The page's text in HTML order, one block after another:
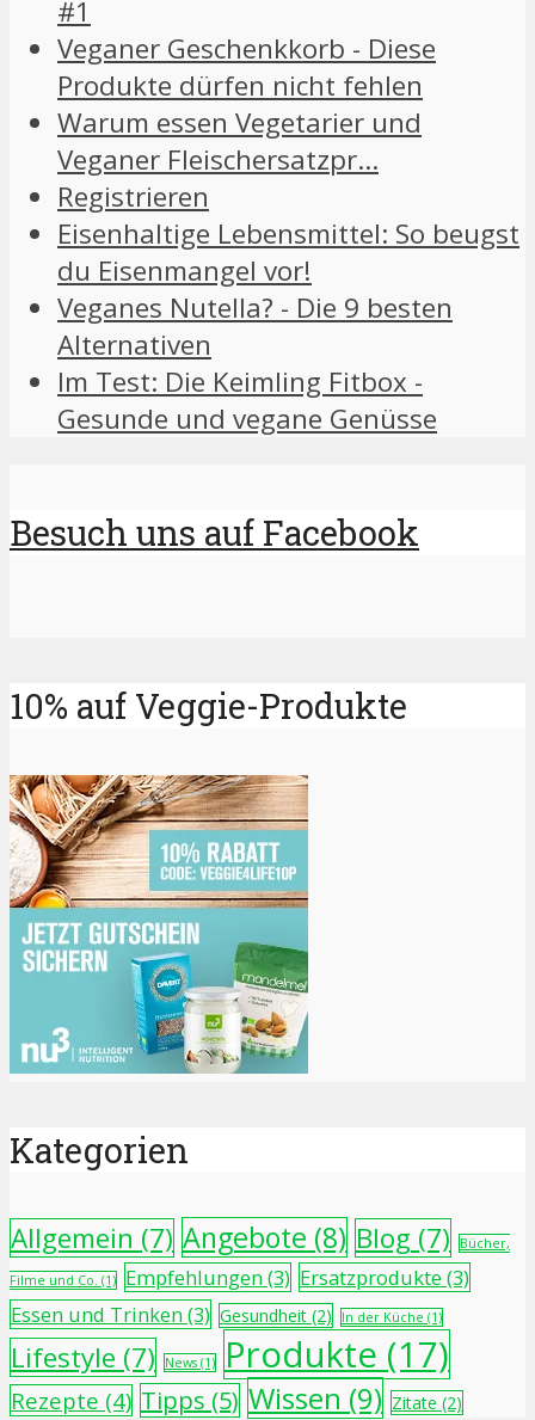
#1
Veganer Geschenkkorb - Diese
Produkte dürfen nicht fehlen
Warum essen Vegetarier und
Veganer Fleischersatzpr…
Registrieren
Eisenhaltige Lebensmittel: So beugst
du Eisenmangel vor!
Veganes Nutella? - Die 9 besten
Alternativen
Im Test: Die Keimling Fitbox -
Gesunde und vegane Genüsse
Besuch uns auf Facebook
10% auf Veggie-Produkte
Kategorien
Allgemein (7) Angebote (8) Blog (7) Bücher,
Filme und Co. (1) Empfehlungen(3) Ersatzprodukte (3)
Essen und Trinken(3) Gesundheit (2) In der Küche (1)
Lifestyle (7) News (1) Produkte (17)
Rezepte (4) Tipps (5) Wissen (9) Zitate (2)